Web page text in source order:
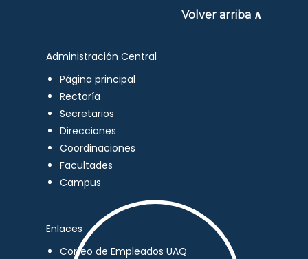
Volver arriba ∧
Administración Central
Página principal
Rectoría
Secretarios
Direcciones
Coordinaciones
Facultades
Campus
Enlaces
Correo de Empleados UAQ